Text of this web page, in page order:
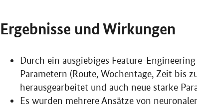
Ergebnisse und Wirkungen
Durch ein ausgiebiges Feature-Engineering
Parametern (Route, Wochentage, Zeit bis
herausgearbeitet und auch neue starke
Es wurden mehrere Ansätze von